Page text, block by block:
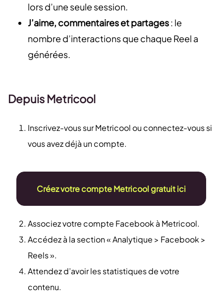
lors d’une seule session.
J’aime, commentaires et partages: le
nombre d’interactions que chaque Reel a
générées.
Depuis Metricool
Inscrivez-vous sur Metricool ou connectez-vous si
vous avez déjà un compte.
Créez votre compte Metricool gratuit ici
Associez votre compte Facebook à Metricool.
Accédez à la section « Analytique > Facebook >
Reels ».
Attendez d’avoir les statistiques de votre
contenu.